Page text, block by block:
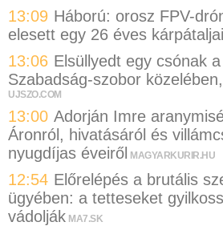
13:09 Háború: orosz FPV-
elesett egy 26 éves
13:06 Elsüllyedt egy csónak
Szabadság-szobor
UJSZO.COM
13:00 Adorján Imre
Áronról, hivatásáról és
nyugdíjas éveiről
MAGYARKURIR.HU
12:54 Előrelépés a brutális
ügyében: a tetteseket
vádolják MA7.SK